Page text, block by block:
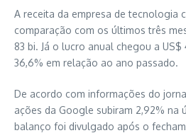
A receita da empresa de tecnologia
comparação com os últimos três
83 bi. Já o lucro anual chegou a US$
36,6% em relação ao ano passado.
De acordo com informações do
ações da Google subiram 2,92% na
balanço foi divulgado após o